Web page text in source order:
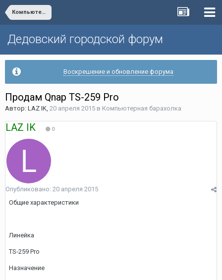
Компьютерная барахолка
Дедовский городской форум
Воскрешение и обновление форума
Продам Qnap TS-259 Pro
Автор: LAZ IK, 20 апреля 2015 в Компьютерная барахолка
LAZ IK 0
Опубликовано: 20 апреля 2015
Общие характеристики
Линейка
TS-259 Pro
Назначение